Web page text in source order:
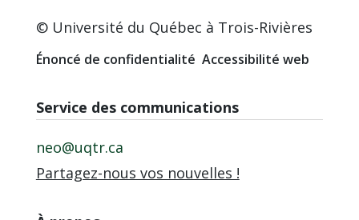
© Université du Québec à Trois-Rivières
Énoncé de confidentialité Accessibilité web
Service des communications
neo@uqtr.ca
Partagez-nous vos nouvelles !